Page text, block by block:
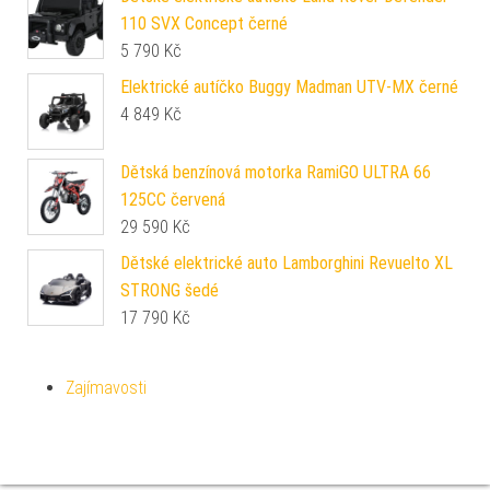
110 SVX Concept černé
5 790 Kč
Elektrické autíčko Buggy Madman UTV-MX černé
4 849 Kč
Dětská benzínová motorka RamiGO ULTRA 66
125CC červená
29 590 Kč
Dětské elektrické auto Lamborghini Revuelto XL
STRONG šedé
17 790 Kč
Zajímavosti